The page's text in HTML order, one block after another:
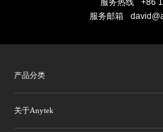
服务热线
+86
服务邮箱
产品分类
关于Anytek